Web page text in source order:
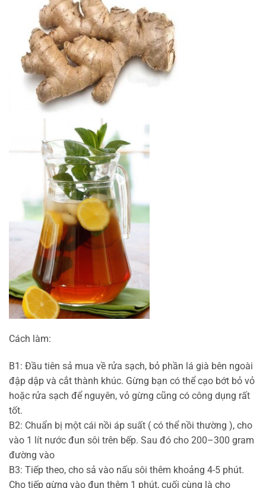
Cách làm:
B1: Đầu tiên sả mua về rửa sạch, bỏ phần lá già bên ngoài
đập dập và cắt thành khúc. Gừng bạn có thể cạo bớt bỏ vỏ
hoặc rửa sạch để nguyên, vỏ gừng cũng có công dụng rất
tốt.
B2: Chuẩn bị một cái nồi áp suất ( có thể nồi thường ), cho
vào 1 lít nước đun sôi trên bếp. Sau đó cho 200–300 gram
đường vào
B3: Tiếp theo, cho sả vào nấu sôi thêm khoảng 4-5 phút.
Cho tiếp gừng vào đun thêm 1 phút, cuối cùng là cho